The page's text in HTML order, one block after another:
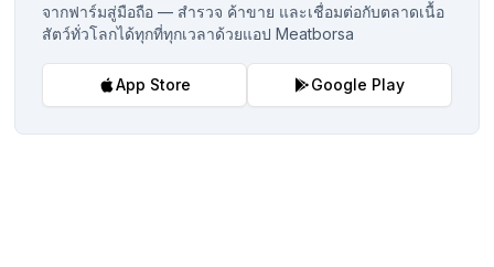
จากฟาร์มสู่มือถือ — สำรวจ ค้าขาย และเชื่อมต่อกับตลาดเนื้อ
สัตว์ทั่วโลกได้ทุกที่ทุกเวลาด้วยแอป Meatborsa
App Store Google Play